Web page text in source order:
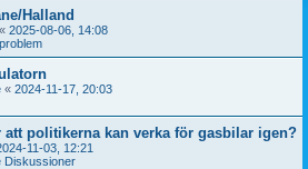
Halland
« 2025-08-06, 14:08
« 2024-11-17, 20:03
politikerna kan verka för gasbilar igen?
11-03, 12:21
Diskussioner